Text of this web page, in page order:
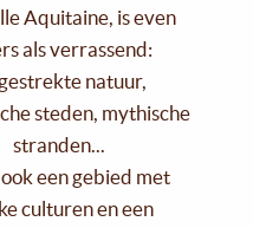
Aquitaine, is even
als verrassend:
natuur,
steden, mythische
stranden...
een gebied met
culturen en een